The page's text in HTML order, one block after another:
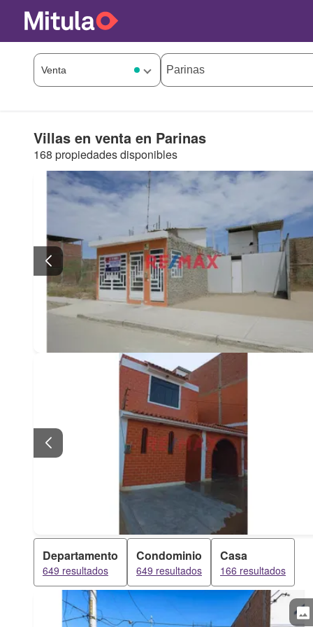
Villas en venta en Parinas
168 propiedades disponibles
Departamento
649 resultados
Condominio
649 resultados
Casa
166 resultados